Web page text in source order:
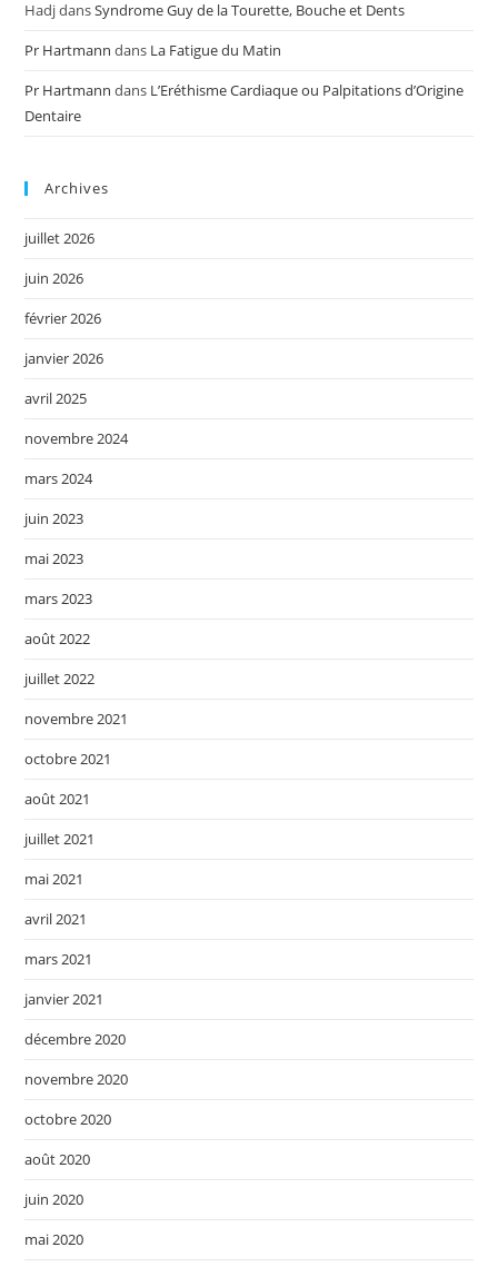
HadjdansSyndrome Guy de la Tourette, Bouche et Dents
Pr Hartmann dans La Fatigue du Matin
Pr Hartmann dans L’Eréthisme Cardiaque ou Palpitations d’Origine
Dentaire
Archives
juillet 2026
juin 2026
février 2026
janvier 2026
avril 2025
novembre 2024
mars 2024
juin 2023
mai 2023
mars 2023
août 2022
juillet 2022
novembre 2021
octobre 2021
août 2021
juillet 2021
mai 2021
avril 2021
mars 2021
janvier 2021
décembre 2020
novembre 2020
octobre 2020
août 2020
juin 2020
mai 2020